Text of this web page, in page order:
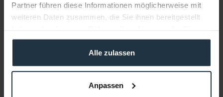
Partner führen diese Informationen möglicherweise mit
weiteren Daten zusammen, die Sie ihnen bereitgestellt
gesammelt haben.
Alle zulassen
Anpassen
Weitere Artikel von Panasonic ansehen
0% AKTION